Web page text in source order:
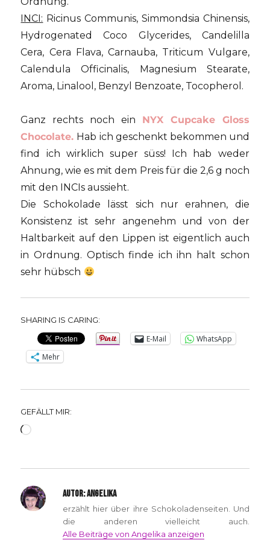
INCI: Ricinus Communis, Simmondsia Chinensis,
Hydrogenated Coco Glycerides, Candelilla
Cera, Cera Flava, Carnauba, Triticum Vulgare,
Calendula Officinalis, Magnesium Stearate,
Aroma, Linalool, Benzyl Benzoate, Tocopherol.
Ganz rechts noch ein NYX Cupcake Gloss
Chocolate. Hab ich geschenkt bekommen und
find ich wirklich super süss! Ich hab weder
Ahnung, wie es mit dem Preis für die 2,6 g noch
mit den INCIs aussieht.
Die Schokolade lässt sich nur erahnen, die
Konsistenz ist sehr angenehm und von der
Haltbarkeit auf den Lippen ist eigentlich auch
in Ordnung. Optisch finde ich ihn halt schon
sehr hübsch
SHARING IS CARING:
E-Mail
WhatsApp
Mehr
GEFÄLLT MIR:
Wird
AUTOR:ANGELIKA
erzählt hier über ihre Schokoladenseiten. Und
die anderen vielleicht auch.
Alle Beiträge von Angelika anzeigen